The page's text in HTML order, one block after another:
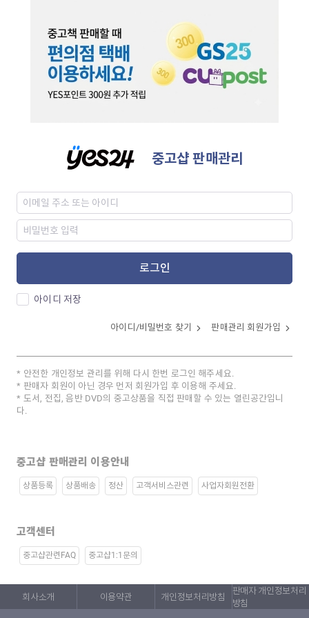
중고샵 판매관리
로그인
아이디 저장
아이디/비밀번호 찾기 판매관리 회원가입
안전한 개인정보 관리를 위해 다시 한번 로그인 해주세요.
판매자 회원이 아닌 경우 먼저 회원가입 후 이용해 주세요.
도서, 전집, 음반 DVD의 중고상품을 직접 판매할 수 있는 열린공간입니
다.
중고샵 판매관리 이용안내
상품등록 상품배송 정산 고객서비스관련 사업자회원전환
고객센터
중고샵관련FAQ 중고샵1:1문의
회사소개 이용약관 개인정보처리방침
판매자 개인정보처리
방침